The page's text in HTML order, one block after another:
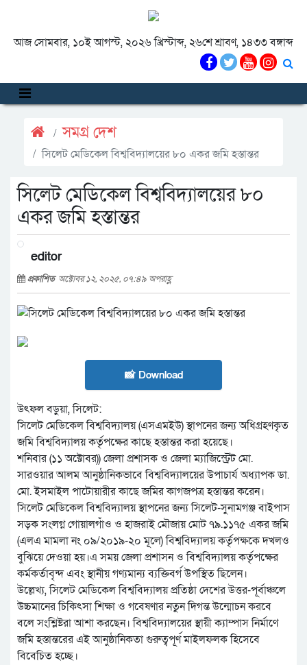
আজ সোমবার, ১০ই আগস্ট, ২০২৬ খ্রিস্টাব্দ, ২৬শে শ্রাবণ, ১৪৩৩ বঙ্গাব্দ
সমগ্র দেশ
সিলেট মেডিকেল বিশ্ববিদ্যালয়ের ৮০ একর জমি হস্তান্তর
সিলেট মেডিকেল বিশ্ববিদ্যালয়ের ৮০
একর জমি হস্তান্তর
editor
প্রকাশিত অক্টোবর ১২, ২০২৫, ০৭:৪৯ অপরাহ্ণ
📸 Download
উৎফল বড়ুয়া, সিলেট:
সিলেট মেডিকেল বিশ্ববিদ্যালয় (এসএমইউ) স্থাপনের জন্য অধিগ্রহণকৃত
জমি বিশ্ববিদ্যালয় কর্তৃপক্ষের কাছে হস্তান্তর করা হয়েছে।
শনিবার (১১ অক্টোবর)) জেলা প্রশাসক ও জেলা ম্যাজিস্ট্রেট মো.
সারওয়ার আলম আনুষ্ঠানিকভাবে বিশ্ববিদ্যালয়ের উপাচার্য অধ্যাপক ডা.
মো. ইসমাইল পাটোয়ারীর কাছে জমির কাগজপত্র হস্তান্তর করেন।
সিলেট মেডিকেল বিশ্ববিদ্যালয় স্থাপনের জন্য সিলেট-সুনামগঞ্জ বাইপাস
সড়ক সংলগ্ন গোয়ালগাঁও ও হাজরাই মৌজায় মোট ৭৯.১১৭৫ একর জমি
(এলএ মামলা নং ০৯/২০১৯-২০ মূলে) বিশ্ববিদ্যালয় কর্তৃপক্ষকে দখলও
বুঝিয়ে দেওয়া হয়।এ সময় জেলা প্রশাসন ও বিশ্ববিদ্যালয় কর্তৃপক্ষের
কর্মকর্তাবৃন্দ এবং স্থানীয় গণ্যমান্য ব্যক্তিবর্গ উপস্থিত ছিলেন।
উল্লেখ্য, সিলেট মেডিকেল বিশ্ববিদ্যালয় প্রতিষ্ঠা দেশের উত্তর-পূর্বাঞ্চলে
উচ্চমানের চিকিৎসা শিক্ষা ও গবেষণার নতুন দিগন্ত উন্মোচন করবে
বলে সংশ্লিষ্টরা আশা করছেন। বিশ্ববিদ্যালয়ের স্থায়ী ক্যাম্পাস নির্মাণে
জমি হস্তান্তরের এই আনুষ্ঠানিকতা গুরুত্বপূর্ণ মাইলফলক হিসেবে
বিবেচিত হচ্ছে।